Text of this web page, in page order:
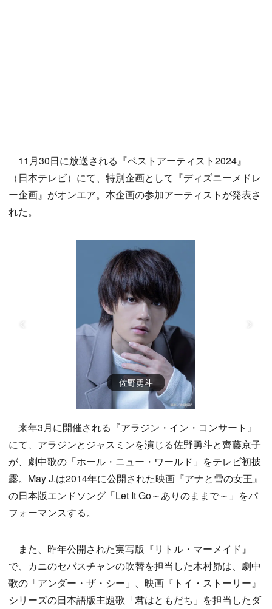
11月30日に放送される『ベストアーティスト2024』
（日本テレビ）にて、特別企画として『ディズニーメドレ
ー企画』がオンエア。本企画の参加アーティストが発表さ
れた。
佐野勇斗
来年3月に開催される『アラジン・イン・コンサート』
にて、アラジンとジャスミンを演じる佐野勇斗と齊藤京子
が、劇中歌の「ホール・ニュー・ワールド」をテレビ初披
露。May J.は2014年に公開された映画『アナと雪の女王』
の日本版エンドソング「Let It Go～ありのままで～」をパ
フォーマンスする。
また、昨年公開された実写版『リトル・マーメイド』
で、カニのセバスチャンの吹替を担当した木村昴は、劇中
歌の「アンダー・ザ・シー」、映画『トイ・ストーリー』
シリーズの日本語版主題歌「君はともだち」を担当したダ